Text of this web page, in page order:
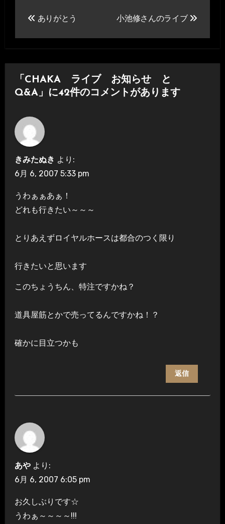
ビ
ゲ
シ
ョ
ン
ありがとう 小池修さんのライブ
「CHAKA ライブ お知らせ と
Q&A」に42件のコメントがあります
きみたぬき より:
6月 6, 2007 5:33 pm
うわぁぁあぁ！
どれも行きたい～～～
とりあえずロイヤルホースは都合のつく限り
行きたいと思います
このちょうちん、特注ですかね？
道具屋筋とかで売ってるんですかね！？
確かに目立つかも
返信
あや より:
6月 6, 2007 6:05 pm
お久しぶりです☆
うわぁ～～～～!!!